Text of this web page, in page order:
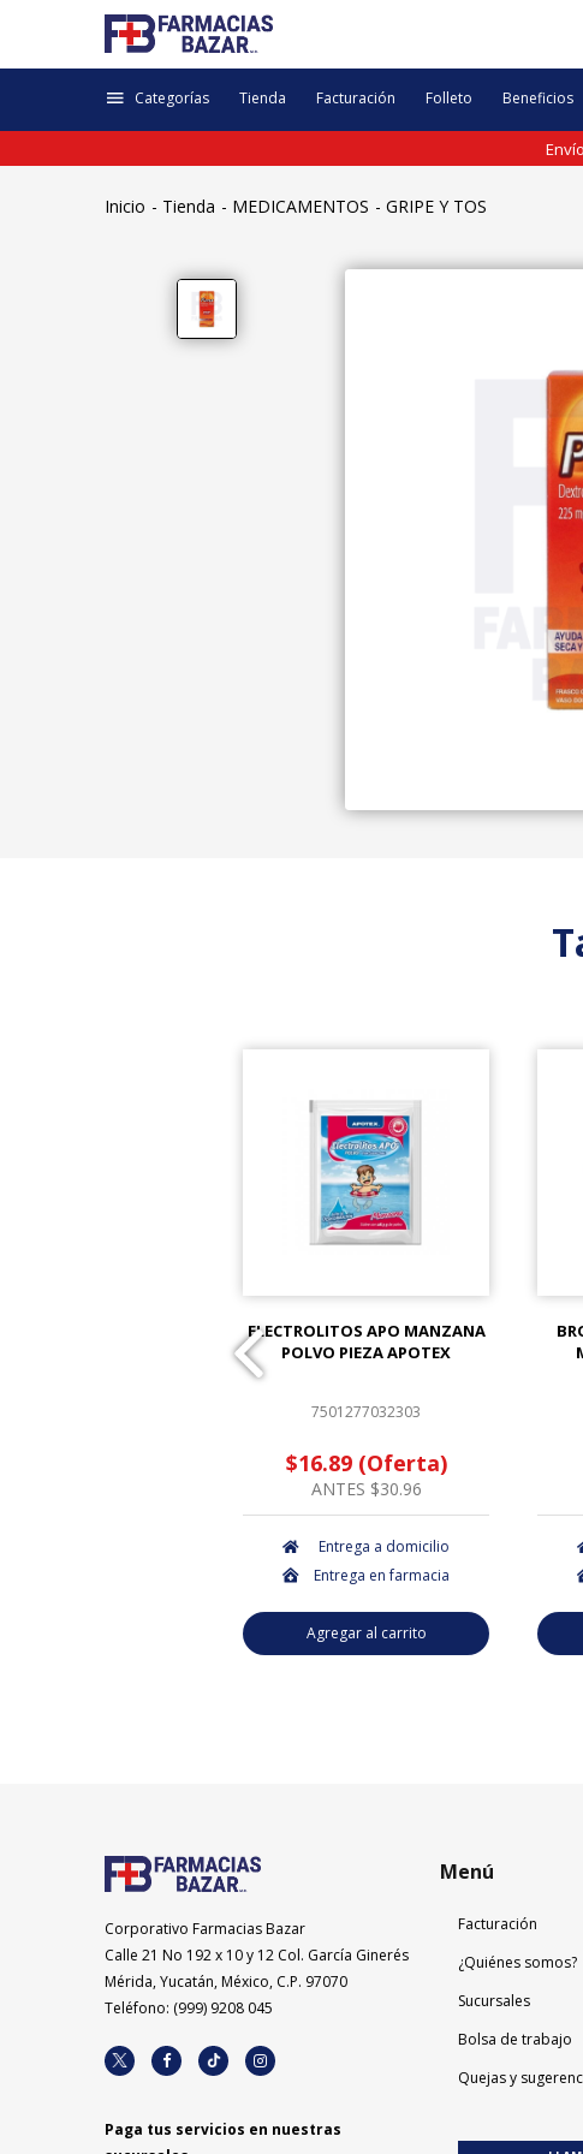
Categorías Tienda Facturación Folleto Beneficios
Inicio Tienda MEDICAMENTOS GRIPE Y TOS
ELECTROLITOS APO MANZANA
POLVO PIEZA APOTEX
7501277032303
$16.89 (Oferta)
ANTES $30.96
Entrega a domicilio
Entrega en farmacia
Agregar al carrito
Corporativo Farmacias Bazar
Calle 21 No 192 x 10 y 12 Col. García Ginerés
Mérida, Yucatán, México, C.P. 97070
Teléfono: (999) 9208 045
Menú
Facturación
¿Quiénes somos?
Sucursales
Bolsa de trabajo
Quejas y
Paga tus servicios en nuestras